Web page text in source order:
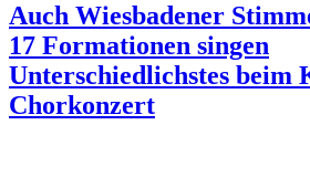
Auch Wiesbadener
17 Formationen singen
Unterschiedlichstes beim
Chorkonzert